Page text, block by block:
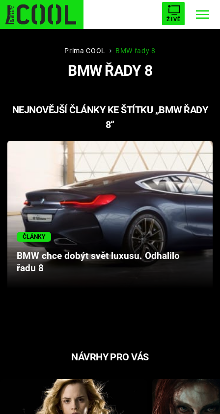
ŽIVĚ
STARHOUSE BUFFY, PŘEMOŽITELKA UPÍRŮ
PLNEJ KOTEL AVENGERS 5
Hry
Cool Esport
Pořady
Prima COOL BMW řady 8
BMW ŘADY 8
NEJNOVĚJŠÍ ČLÁNKY KE ŠTÍTKU „BMW ŘADY
8“
ČLÁNKY
BMW chce dobýt svět luxusu. Odhalilo
řadu 8
NÁVRHY PRO VÁS